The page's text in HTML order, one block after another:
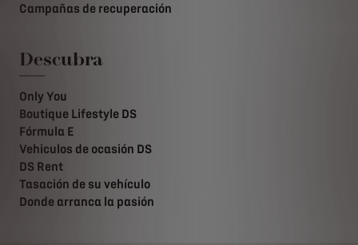
Campañas de recuperación
Descubra
Only You
Boutique Lifestyle DS
Fórmula E
Vehiculos de ocasión DS
DS Rent
Tasación de su vehículo
Donde arranca la pasión